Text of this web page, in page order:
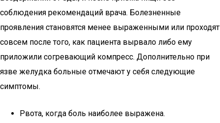
соблюдения рекомендаций врача. Болезненные
проявления становятся менее выраженными или проходят
совсем после того, как пациента вырвало либо ему
приложили согревающий компресс. Дополнительно при
язве желудка больные отмечают у себя следующие
симптомы.
Рвота, когда боль наиболее выражена.